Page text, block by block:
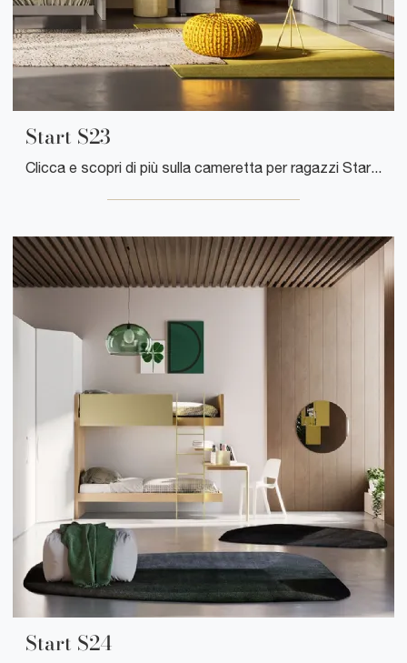
Start S23
Clicca e scopri di più sulla cameretta per ragazzi Start S23! Le Camerette a soppalco Clever ti aspettano.
Start S24